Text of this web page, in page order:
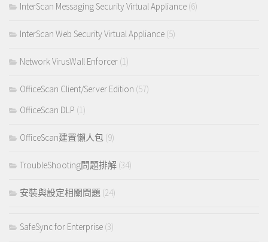
InterScan Messaging Security Virtual Appliance (6)
InterScan Web Security Virtual Appliance (5)
Network VirusWall Enforcer (1)
OfficeScan Client/Server Edition (57)
OfficeScan DLP (1)
OfficeScan建置懶人包 (9)
TroubleShooting問題排解 (34)
安裝與設定相關問題 (24)
SafeSync for Enterprise (3)